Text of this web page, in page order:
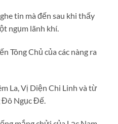
tin mà đến sau khi thấy
ngụm lãnh khí.
Tông Chủ của các nàng ra
La, Vị Diện Chi Linh và từ
Ngục Đế.